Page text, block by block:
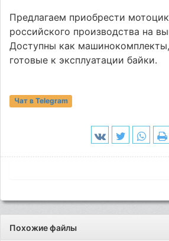
Предлагаем приобрести
российского производства на
Доступны как
готовые к эксплуатации байки.
Чат в Telegram
Похожие файлы